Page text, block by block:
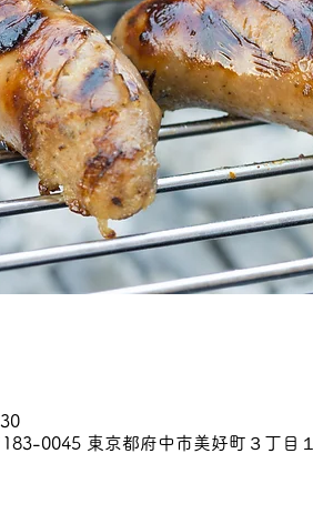
0045 東京都府中市美好町３丁目